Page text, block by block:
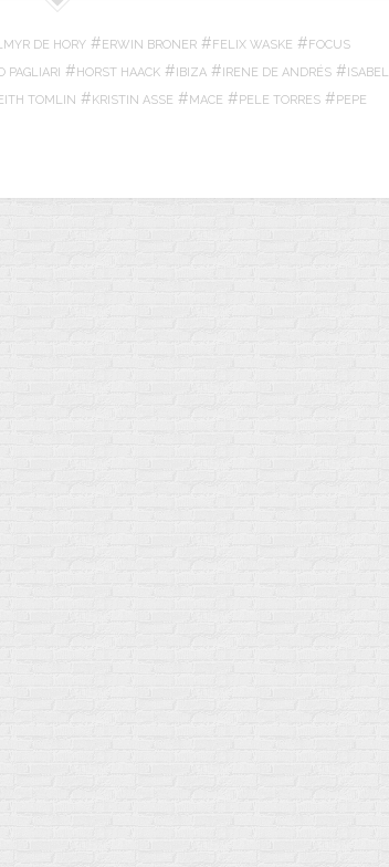
DE HORY #ERWIN BRONER #FELIX WASKE #FOCUS
PAGLIARI #HORST HAACK #IBIZA #IRENE DE ANDRÉS #ISABEL
TOMLIN #KRISTIN ASSE #MACE #PELE TORRES #PEPE